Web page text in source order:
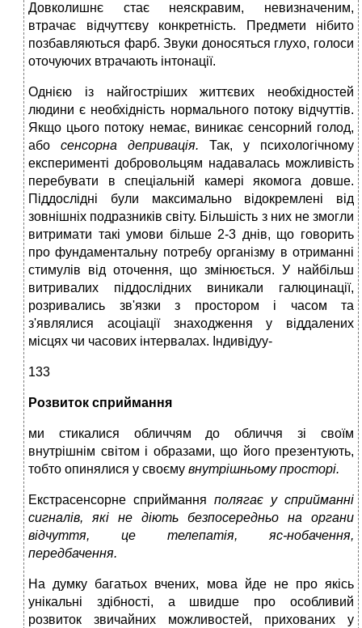
Довколишнє стає неяскравим, невизначеним,
втрачає відчуттєву конкретність. Предмети нібито
позбавляються фарб. Звуки доносяться глухо, голоси
оточуючих втрачають інтонації.
Однією із найгостріших життєвих необхідностей
людини є необхідність нормального потоку відчуттів.
Якщо цього потоку немає, виникає сенсорний голод,
або сенсорна депривація. Так, у психологічному
експерименті добровольцям надавалась можливість
перебувати в спеціальній камері якомога довше.
Піддослідні були максимально відокремлені від
зовнішніх подразників світу. Більшість з них не змогли
витримати такі умови більше 2-3 днів, що говорить
про фундаментальну потребу організму в отриманні
стимулів від оточення, що змінюється. У найбільш
витривалих піддослідних виникали галюцинації,
розривались зв'язки з простором і часом та
з'являлися асоціації знаходження у віддалених
місцях чи часових інтервалах. Індивідуу-
133
Розвиток сприймання
ми стикалися обличчям до обличчя зі своїм
внутрішнім світом і образами, що його презентують,
тобто опинялися у своєму внутрішньому просторі.
Екстрасенсорне сприймання полягає у сприйманні
сигналів, які не діють безпосередньо на органи
відчуття, це телепатія, яс-нобачення,
передбачення.
На думку багатьох вчених, мова йде не про якісь
унікальні здібності, а швидше про особливий
розвиток звичайних можливостей, прихованих у